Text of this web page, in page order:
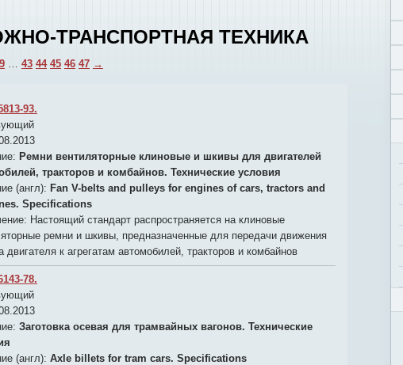
ТРАНСПОРТНАЯ ТЕХНИКА
9 … 43 44 45 46 47 →
93.
Ремни вентиляторные клиновые и шкивы для двигателей
тракторов и комбайнов. Технические условия
(англ): Fan V-belts and pulleys for engines of cars, tractors and
Specifications
Настоящий стандарт распространяется на клиновые
ремни и шкивы, предназначенные для передачи движения
двигателя к агрегатам автомобилей, тракторов и комбайнов
78.
Заготовка осевая для трамвайных вагонов. Технические
(англ): Axle billets for tram cars. Specifications